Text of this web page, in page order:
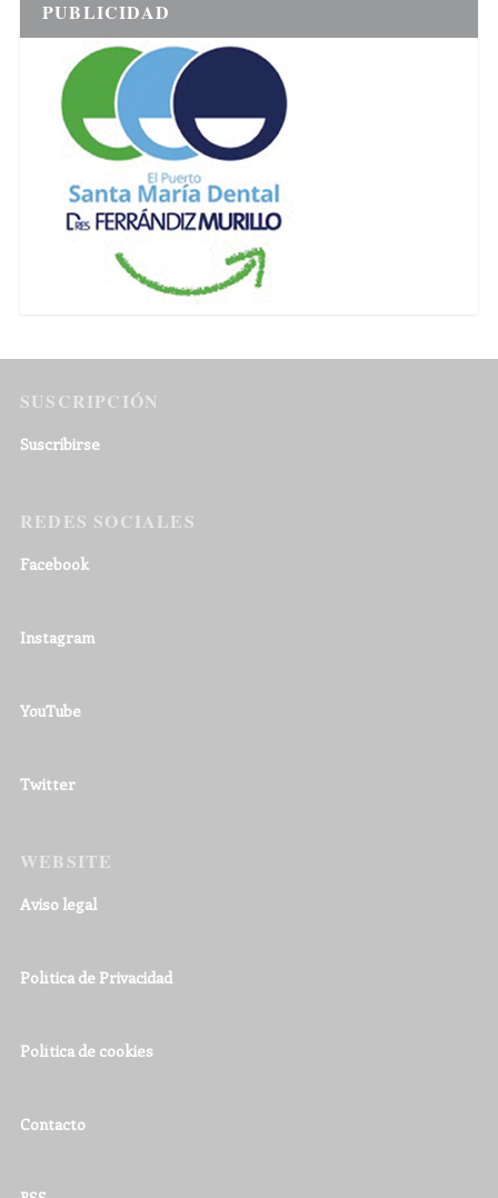
PUBLICIDAD
SUSCRIPCIÓN
Suscribirse
REDES SOCIALES
Facebook
Instagram
YouTube
Twitter
WEBSITE
Aviso legal
Política de Privacidad
Política de cookies
Contacto